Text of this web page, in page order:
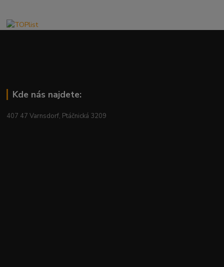
Kde nás najdete:
407 47 Varnsdorf, Ptáčnická 3209